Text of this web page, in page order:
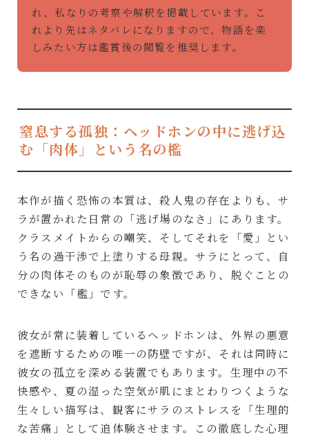
れ、私なりの考察や解釈を掲載しています。こ
れより先はネタバレになりますので、物語を楽
しみたい方は鑑賞後の閲覧を推奨します。
窒息する孤独：ヘッドホンの中に逃げ込
む「肉体」という名の檻
本作が描く恐怖の本質は、殺人鬼の存在よりも、サ
ラが置かれた日常の「逃げ場のなさ」にあります。
クラスメイトからの嘲笑、そしてそれを「愛」とい
う名の過干渉で上塗りする母親。サラにとって、自
分の肉体そのものが恥辱の象徴であり、脱ぐことの
できない「檻」です。
彼女が常に装着しているヘッドホンは、外界の悪意
を遮断するための唯一の防壁ですが、それは同時に
彼女の孤立を深める装置でもあります。生理中の不
快感や、夏の湿った空気が肌にまとわりつくような
生々しい描写は、観客にサラのストレスを「生理的
な苦痛」として追体験させます。この徹底した心理